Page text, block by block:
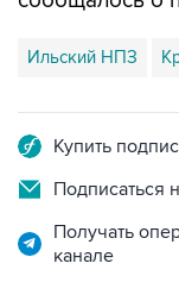
Ильский НПЗ
Купить
Подписаться
Получать
канале